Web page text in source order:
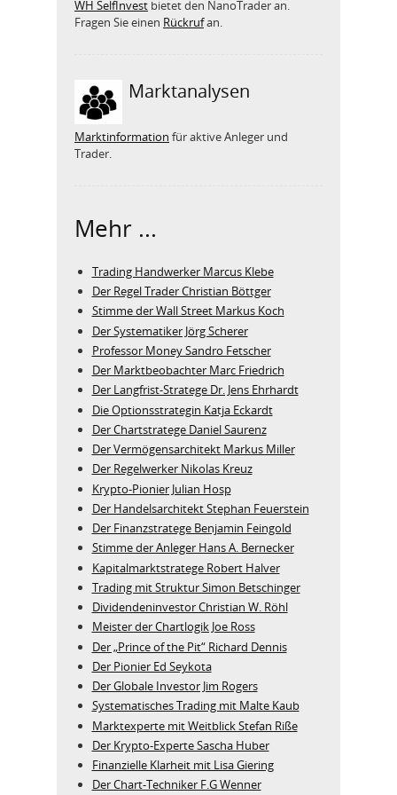
WH SelfInvest bietet den NanoTrader an.
Fragen Sie einen Rückrufan.
Marktanalysen
Marktinformation für aktive Anleger und
Trader.
Mehr ...
Trading Handwerker Marcus Klebe
Der Regel Trader Christian Böttger
Stimme der Wall Street Markus Koch
Der Systematiker Jörg Scherer
Professor Money Sandro Fetscher
Der Marktbeobachter Marc Friedrich
Der Langfrist-Stratege Dr. Jens Ehrhardt
Die Optionsstrategin Katja Eckardt
Der Chartstratege Daniel Saurenz
Der Vermögensarchitekt Markus Miller
Der Regelwerker Nikolas Kreuz
Krypto-Pionier Julian Hosp
Der Handelsarchitekt Stephan Feuerstein
Der Finanzstratege Benjamin Feingold
Stimme der Anleger Hans A. Bernecker
Kapitalmarktstratege Robert Halver
Trading mit Struktur Simon Betschinger
Dividendeninvestor Christian W. Röhl
Meister der Chartlogik Joe Ross
Der „Prince of the Pit“ Richard Dennis
Der Pionier Ed Seykota
Der Globale Investor Jim Rogers
Systematisches Trading mit Malte Kaub
Marktexperte mit Weitblick Stefan Riße
Der Krypto-Experte Sascha Huber
Finanzielle Klarheit mit Lisa Giering
Der Chart-Techniker F.G Wenner